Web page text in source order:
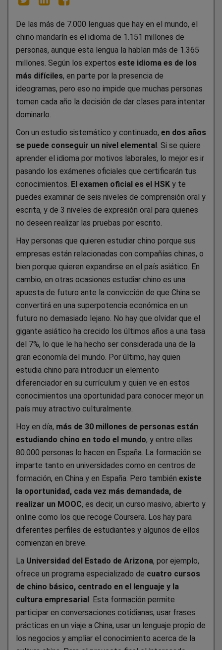
De las más de 7.000 lenguas que hay en el mundo, el
chino mandarín es el idioma de 1.151 millones de
personas, aunque esta lengua la hablan más de 1.365
millones. Según los expertos este idioma es de los
más difíciles, en parte por la presencia de
ideogramas, pero eso no impide que muchas personas
tomen cada año la decisión de dar clases para intentar
dominarlo.
Con un estudio sistemático y continuado, en dos años
se puede conseguir un nivel elemental . Si se quiere
aprender el idioma por motivos laborales, lo mejor es ir
pasando los exámenes oficiales que certificarán tus
conocimientos. El examen oficial es el HSK y te
puedes examinar de seis niveles de comprensión oral y
escrita, y de 3 niveles de expresión oral para quienes
no deseen realizar las pruebas por escrito.
Hay personas que quieren estudiar chino porque sus
empresas están relacionadas con compañías chinas, o
bien porque quieren expandirse en el país asiático. En
cambio, en otras ocasiones estudiar chino es una
apuesta de futuro ante la convicción de que China se
convertirá en una superpotencia económica en un
futuro no demasiado lejano. No hay que olvidar que el
gigante asiático ha crecido los últimos años a una tasa
del 7%, lo que le ha hecho ser considerada una de la
gran economía del mundo. Por último, hay quien
estudia chino para introducir un elemento
diferenciador en su currículum y quien ve en estos
conocimientos una oportunidad para conocer mejor un
país muy atractivo culturalmente.
Hoy en día, más de 30 millones de personas están
estudiando chino en todo el mundo, y entre ellas
80.000 personas lo hacen en España. La formación se
imparte tanto en universidades como en centros de
formación, en China y en España. Pero también existe
la oportunidad, cada vez más demandada, de
realizar un MOOC, es decir, un curso masivo, abierto y
online como los que recoge Coursera. Los hay para
diferentes perfiles de estudiantes y algunos de ellos
comienzan en breve.
La Universidad del Estado de Arizona, por ejemplo,
ofrece un programa especializado de cuatro cursos
de chino básico, centrado en el lenguaje y la
cultura empresarial . Esta formación permite
participar en conversaciones cotidianas, usar frases
prácticas en un viaje a China, usar un lenguaje propio de
los negocios y ampliar el conocimiento acerca de la